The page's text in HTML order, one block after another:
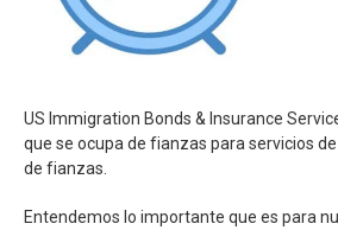
US Immigration Bonds & Insurance
que se ocupa de fianzas para servicios
de fianzas.
Entendemos lo importante que es para